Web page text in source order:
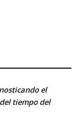
el
tiempo del